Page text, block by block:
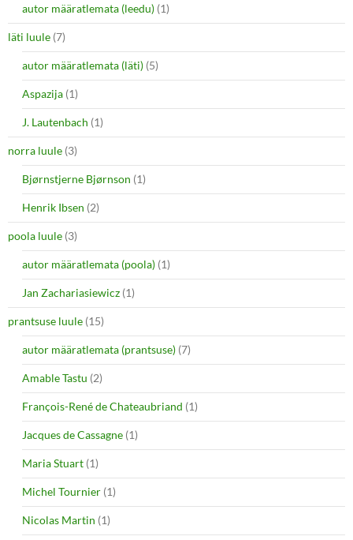
autor määratlemata (leedu) (1)
läti luule (7)
autor määratlemata (läti) (5)
Aspazija (1)
J. Lautenbach (1)
norra luule (3)
Bjørnstjerne Bjørnson (1)
Henrik Ibsen (2)
poola luule (3)
autor määratlemata (poola) (1)
Jan Zachariasiewicz (1)
prantsuse luule (15)
autor määratlemata (prantsuse) (7)
Amable Tastu (2)
François-René de Chateaubriand (1)
Jacques de Cassagne (1)
Maria Stuart (1)
Michel Tournier (1)
Nicolas Martin (1)